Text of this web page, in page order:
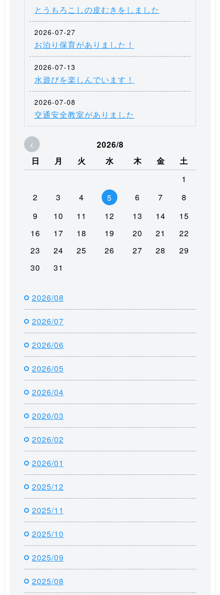
とうもろこしの皮むきをしました
2026-07-27
お泊り保育がありました！
2026-07-13
水遊びを楽しんでいます！
2026-07-08
交通安全教室がありました
<
2026/8
日
月 火 水 木 金
土
1
2
3 4 5 6 7
8
9
10 11 12 13 14
15
16
17 18 19 20 21
22
23
24 25 26 27 28
29
30
31
2026/08
2026/07
2026/06
2026/05
2026/04
2026/03
2026/02
2026/01
2025/12
2025/11
2025/10
2025/09
2025/08